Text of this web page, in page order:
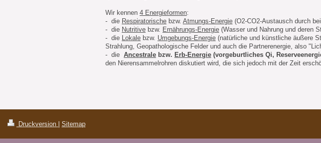
Wir kennen 4 Energieformen:
- die Respiratorische bzw. Atmungs-Energie (O2-CO2-Austausch durch
- die Nutritive bzw. Ernährungs-Energie (Wasser und Nahrung und deren
- die
Lokale bzw. Umgebungs-Energie (natürliche und künstliche äußere
Strahlung, Geopathologische Felder und auch die Partnerenergie, also
- die Ancestrale bzw. Erb-Energie (vorgeburtliches Qi,
den Nierensammelrohren diskutiert wird, die sich jedoch mit der Zeit
Druckversion Sitemap